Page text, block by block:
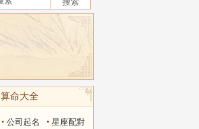
算命大全
公司起名
星座配對